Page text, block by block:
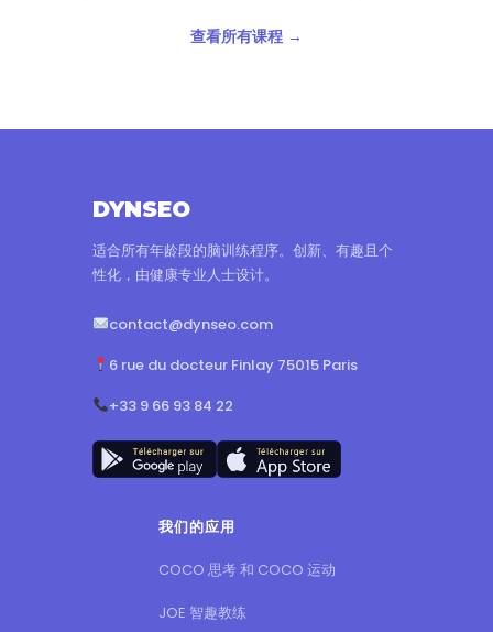
查看所有课程 →
DYNSEO
适合所有年龄段的脑训练程序。创新、有趣且个
性化，由健康专业人士设计。
contact@dynseo.com
6 rue du docteur Finlay 75015 Paris
+33 9 66 93 84 22
我们的应用
COCO 思考 和 COCO 运动
JOE 智趣教练